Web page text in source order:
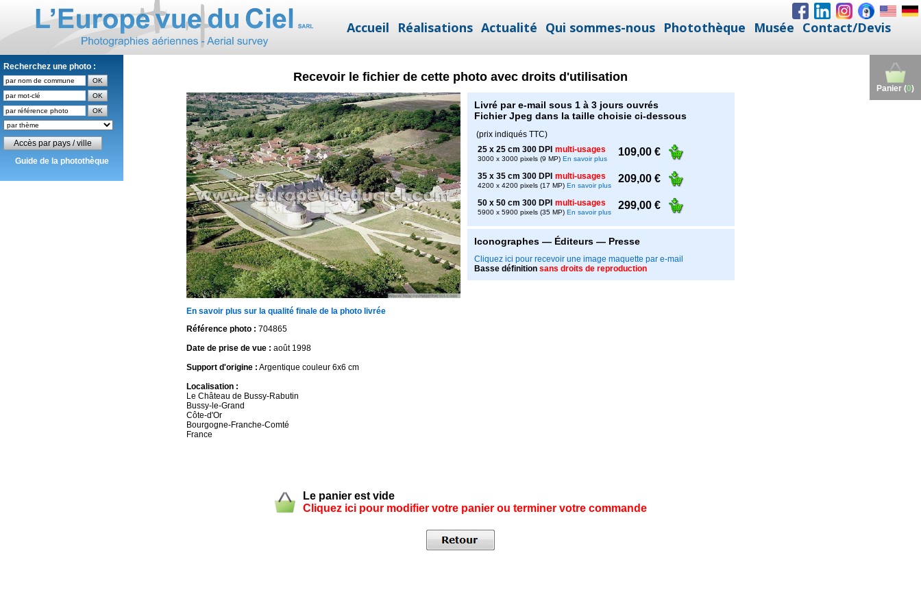
Accueil Réalisations Actualité Qui sommes-nous Photothèque Musée Contact/Devis